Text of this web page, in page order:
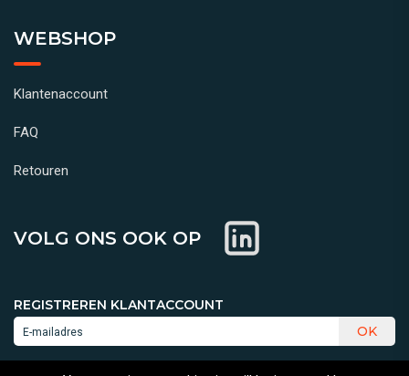
WEBSHOP
Klantenaccount
FAQ
Retouren
VOLG ONS OOK OP
REGISTREREN KLANTACCOUNT
OK